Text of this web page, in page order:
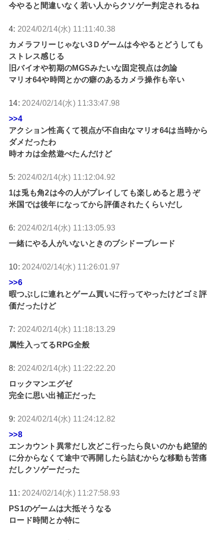
今やると間違いなく若い人からクソゲー判定されるね
4: 2024/02/14(水) 11:11:40.38
カメラフリーじゃない3Ｄゲームは今やるとどうしても
ストレス感じる
旧バイオや初期のMGSみたいな固定視点は勿論
マリオ64や時岡とかの癖のあるカメラ操作も辛い
14: 2024/02/14(水) 11:33:47.98
>>4
アクション性高くて視点が不自由なマリオ64は当時から
ダメだったわ
時オカは全然遊べたんだけど
5: 2024/02/14(水) 11:12:04.92
1は兎も角2は今の人がプレイしても楽しめると思うぞ
米国では後年になってから評価されたくらいだし
6: 2024/02/14(水) 11:13:05.93
一緒にやる人がいないときのブシドーブレード
10: 2024/02/14(水) 11:26:01.97
>>6
暇つぶしに連れとゲーム買いに行ってやったけどゴミ評
価だったけど
7: 2024/02/14(水) 11:18:13.29
属性入ってるRPG全般
8: 2024/02/14(水) 11:22:22.20
ロックマンエグゼ
完全に思い出補正だった
9: 2024/02/14(水) 11:24:12.82
>>8
エンカウント異常だし次どこ行ったら良いのかも絶望的
に分からなくて途中で再開したら詰むからな移動も苦痛
だしクソゲーだった
11: 2024/02/14(水) 11:27:58.93
PS1のゲームは大抵そうなる
ロード時間とか特に